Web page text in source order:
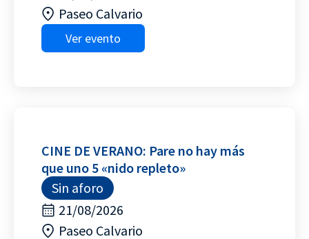
Paseo Calvario
Ver evento
CINE DE VERANO: Pare no hay más
que uno 5 «nido repleto»
Sin aforo
21/08/2026
Paseo Calvario